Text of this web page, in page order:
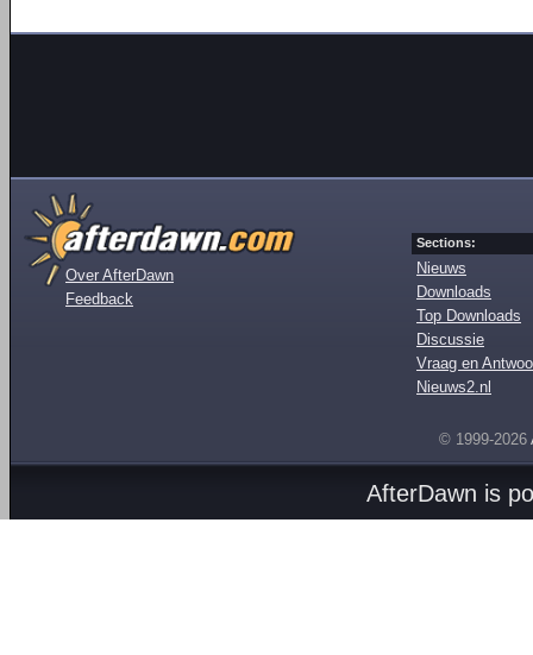
Over AfterDawn
Feedback
Sections:
Nieuws
Downloads
Top Downloads
Discussie
Vraag en
Nieuws2.nl
© 1999-2026
AfterDawn is